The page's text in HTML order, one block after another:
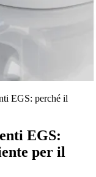
EGS: perché il
EGS:
per il